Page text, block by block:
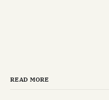
READ MORE